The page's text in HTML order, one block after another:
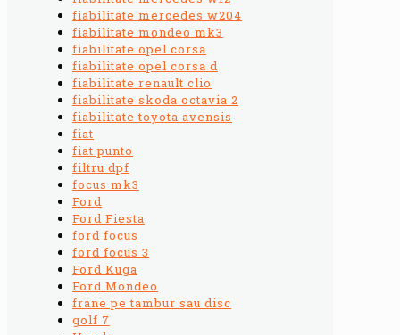
fiabilitate mercedes w204
fiabilitate mondeo mk3
fiabilitate opel corsa
fiabilitate opel corsa d
fiabilitate renault clio
fiabilitate skoda octavia 2
fiabilitate toyota avensis
fiat
fiat punto
filtru dpf
focus mk3
Ford
Ford Fiesta
ford focus
ford focus 3
Ford Kuga
Ford Mondeo
frane pe tambur sau disc
golf 7